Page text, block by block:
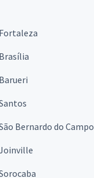
Fortaleza
Brasília
Barueri
Bernardo do Campo